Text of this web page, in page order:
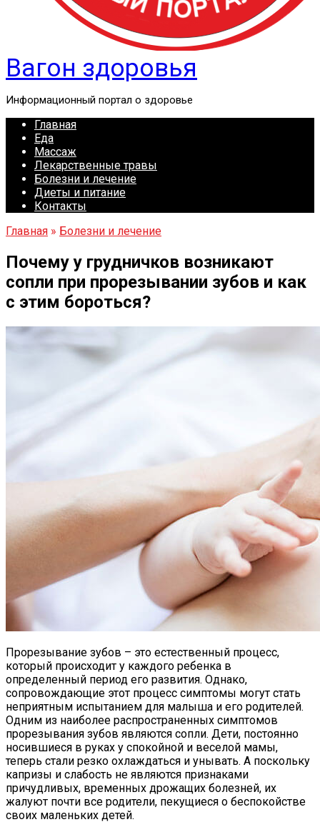
Вагон здоровья
Информационный портал о здоровье
Главная
Еда
Массаж
Лекарственные травы
Болезни и лечение
Диеты и питание
Контакты
Главная » Болезни и лечение
Почему у грудничков возникают
сопли при прорезывании зубов и как
с этим бороться?
Прорезывание зубов – это естественный процесс,
который происходит у каждого ребенка в
определенный период его развития. Однако,
сопровождающие этот процесс симптомы могут стать
неприятным испытанием для малыша и его родителей.
Одним из наиболее распространенных симптомов
прорезывания зубов являются сопли. Дети, постоянно
носившиеся в руках у спокойной и веселой мамы,
теперь стали резко охлаждаться и унывать. А поскольку
капризы и слабость не являются признаками
причудливых, временных дрожащих болезней, их
жалуют почти все родители, пекущиеся о беспокойстве
своих маленьких детей.